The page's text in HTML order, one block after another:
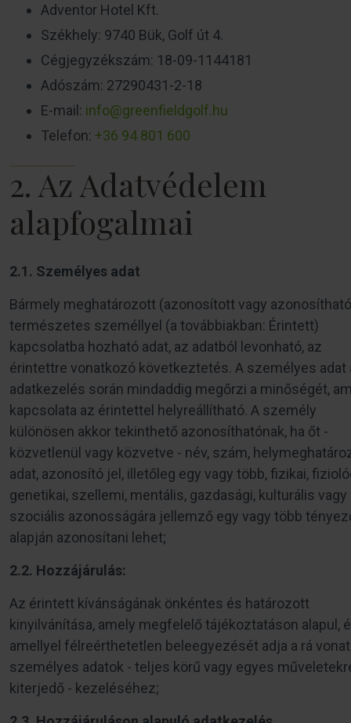
Adventor Hotel Kft.
Székhely: 9740 Bük, Golf út 4.
Cégjegyzékszám: 18-09-1144181
Adószám: 27290431-2-18
E-mail: info@greenfieldgolf.hu
Telefon: +36 94 801 600
2. Az Adatvédelem
alapfogalmai
2.1. Személyes adat
Bármely meghatározott (azonosított vagy
természetes személlyel (a továbbiakban: Érintett)
kapcsolatba hozható adat, az adatból levonható, az
érintettre vonatkozó következtetés. A személyes adat
adatkezelés során mindaddig megőrzi a minőségét,
kapcsolata az érintettel helyreállítható. A személy
különösen akkor tekinthető azonosíthatónak, ha őt -
közvetlenül vagy közvetve - név, szám,
adat, azonosító jel, illetőleg egy vagy több, fizikai,
genetikai, szellemi, mentális, gazdasági, kulturális vagy
szociális azonosságára jellemző egy vagy több
alapján azonosítani lehet;
2.2. Hozzájárulás:
Az érintett kívánságának önkéntes és határozott
kinyilvánítása, amely megfelelő tájékoztatáson alapul,
amellyel félreérthetetlen beleegyezését adja a rá
személyes adatok - teljes körű vagy egyes
kiterjedő - kezeléséhez;